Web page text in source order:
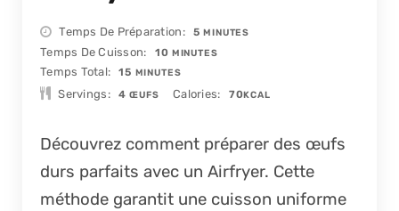
Temps De Préparation 5MINUTES
MINUTES
Temps De Cuisson 10MINUTES
MINUTES
Temps Total 15 MINUTES
MINUTES
Servings 4 ŒUFS Calories 70KCAL
Découvrez comment préparer des œufs
durs parfaits avec un Airfryer. Cette
méthode garantit une cuisson uniforme